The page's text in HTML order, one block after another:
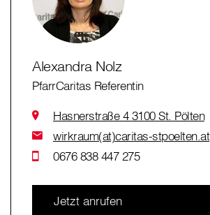
Alexandra Nolz
PfarrCaritas Referentin
Hasnerstraße 4 3100 St. Pölten
wirkraum(at)caritas-stpoelten.at
0676 838 447 275
Jetzt anrufen